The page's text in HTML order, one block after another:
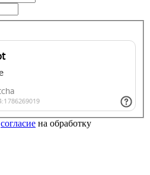
согласие на обработку